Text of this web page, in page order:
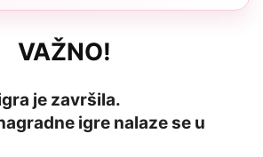
VAŽNO!
je završila.
igre nalaze se u